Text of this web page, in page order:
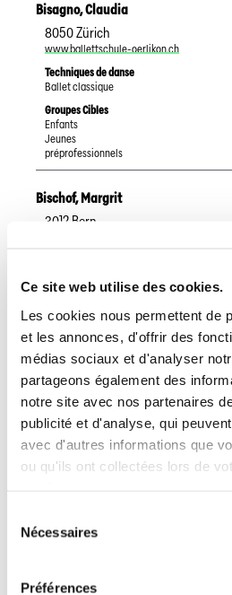
Ce site web utilise des cookies.
Les cookies nous permettent de
et les annonces, d'offrir des
médias sociaux et d'analyser
partageons également des
notre site avec nos partenaires
publicité et d'analyse, qui
avec d'autres informations que
ou qu'ils ont collectées lors de
Nécessaires
Préférences
Bisagno,Claudia
8050Zürich
www.ballettschule-oerlikon.ch
Techniques de danse
Ballet classique
Groupes Cibles
Enfants
Jeunes
préprofessionnels
Bischof,Margrit
3012 Bern
Groupes Cibles
Jeunes
Boath Szilagyi, Julie
4464 Maisprach
julieboath75@gmail.com
Techniques de danse
Jazz
Groupes Cibles
préprofessionnels